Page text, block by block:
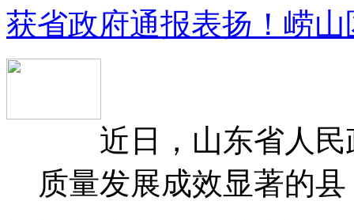
获省政府通报表扬！崂
近日，山东省人民
质量发展成效显著的